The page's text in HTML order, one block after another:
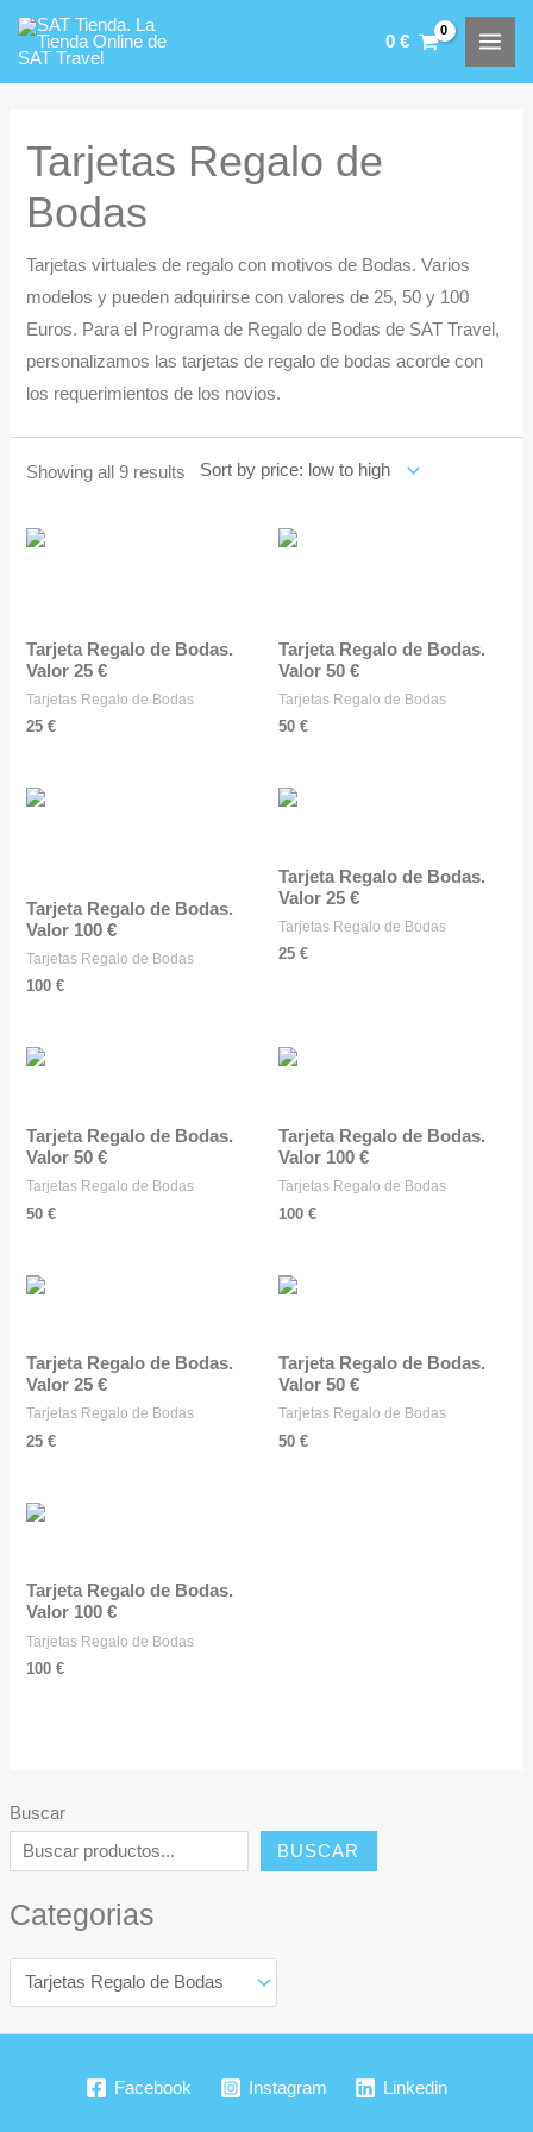
0 €
Buscar
BUSCAR
Categorias
Tarjetas Regalo de
Bodas
Tarjetas virtuales de regalo con motivos de Bodas. Varios
modelos y pueden adquirirse con valores de 25, 50 y 100
Euros. Para el Programa de Regalo de Bodas de SAT Travel,
personalizamos las tarjetas de regalo de bodas acorde con
los requerimientos de los novios.
Showing all 9 results
Tarjeta Regalo de Bodas.
Valor 25 €
Tarjetas Regalo de Bodas
25€
Tarjeta Regalo de Bodas.
Valor 50 €
Tarjetas Regalo de Bodas
50 €
Tarjeta Regalo de Bodas.
Valor 100 €
Tarjetas Regalo de Bodas
100€
Tarjeta Regalo de Bodas.
Valor 25 €
Tarjetas Regalo de Bodas
25 €
Tarjeta Regalo de Bodas.
Valor 50 €
Tarjetas Regalo de Bodas
50€
Tarjeta Regalo de Bodas.
Valor 100 €
Tarjetas Regalo de Bodas
100 €
Tarjeta Regalo de Bodas.
Valor 25 €
Tarjetas Regalo de Bodas
25€
Tarjeta Regalo de Bodas.
Valor 50 €
Tarjetas Regalo de Bodas
50 €
Tarjeta Regalo de Bodas.
Valor 100 €
Tarjetas Regalo de Bodas
100€
Facebook Instagram Linkedin